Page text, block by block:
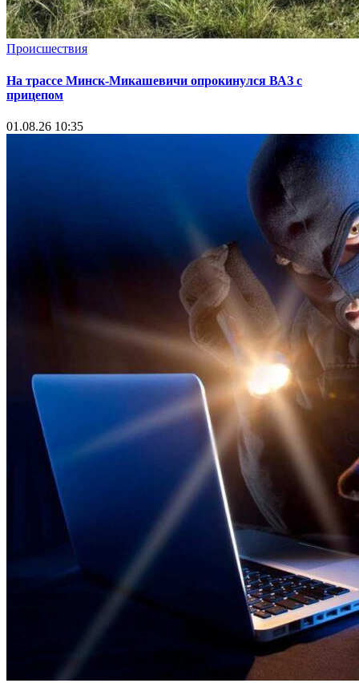
Происшествия
На трассе Минск-Микашевичи опрокинулся ВАЗ с
прицепом
01.08.26 10:35